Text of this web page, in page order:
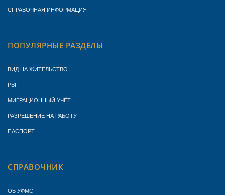
СПРАВОЧНАЯ ИНФОРМАЦИЯ
ПОПУЛЯРНЫЕ РАЗДЕЛЫ
ВИД НА ЖИТЕЛЬСТВО
РВП
МИГРАЦИОННЫЙ УЧЁТ
РАЗРЕШЕНИЕ НА РАБОТУ
ПАСПОРТ
СПРАВОЧНИК
ОБ УФМС